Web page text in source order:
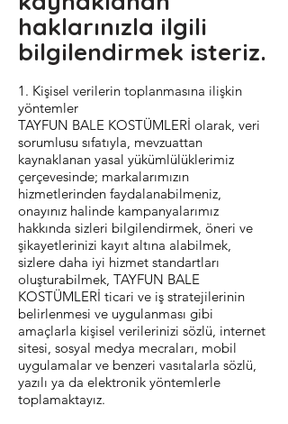
haklarınızla ilgili
bilgilendirmek isteriz.
1. Kişisel verilerin toplanmasına ilişkin
yöntemler
TAYFUN BALE KOSTÜMLERİ olarak, veri
sorumlusu sıfatıyla, mevzuattan
kaynaklanan yasal yükümlülüklerimiz
çerçevesinde; markalarımızın
hizmetlerinden faydalanabilmeniz,
onayınız halinde kampanyalarımız
hakkında sizleri bilgilendirmek, öneri ve
şikayetlerinizi kayıt altına alabilmek,
sizlere daha iyi hizmet standartları
oluşturabilmek, TAYFUN BALE
KOSTÜMLERİ ticari ve iş stratejilerinin
belirlenmesi ve uygulanması gibi
amaçlarla kişisel verilerinizi sözlü, internet
sitesi, sosyal medya mecraları, mobil
uygulamalar ve benzeri vasıtalarla sözlü,
yazılı ya da elektronik yöntemlerle
toplamaktayız.